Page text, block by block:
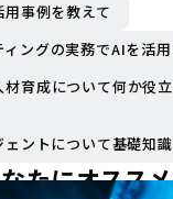
用事例を教えて
ィングの実務でAIを活
材育成について何か役
ェントについて基礎知
たにオスス